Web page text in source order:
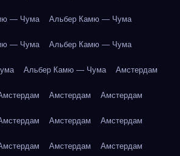
— Чума Альбер Камю — Чума
— Чума Альбер Камю — Чума
Альбер Камю — Чума Амстердам
Амстердам Амстердам
Амстердам Амстердам
Амстердам Амстердам